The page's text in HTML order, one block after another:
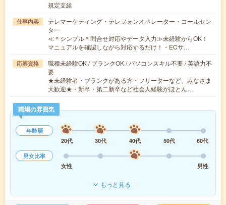
規定支給
仕事内容
テレマーケティング・テレフォンオペレーター・コールセン
ター
≪＊シンプル＊問合せ対応やデータ入力≫未経験からOK！
マニュアルを確認しながら対応するだけ！・ECサ…
応募資格
職種未経験OK / ブランクOK / パソコンスキル不要 / 英語力不
要
★未経験者・ブランクがある方・フリーターなど、みなさま
大歓迎★・新卒・第二新卒など社会人経験がほとん…
職場の雰囲気
年齢層
20代
30代 40代 50代
60代
男女比率
女性
男性
もっと見る